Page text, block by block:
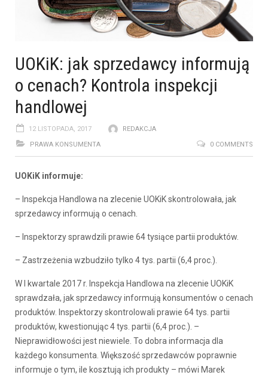
UOKiK: jak sprzedawcy informują
o cenach? Kontrola inspekcji
handlowej
12 LISTOPADA, 2017
REDAKCJA
PRAWA KONSUMENTA
0 COMMENTS
UOKiK informuje:
– Inspekcja Handlowa na zlecenie UOKiK skontrolowała, jak
sprzedawcy informują o cenach.
– Inspektorzy sprawdzili prawie 64 tysiące partii produktów.
– Zastrzeżenia wzbudziło tylko 4 tys. partii (6,4 proc.).
W I kwartale 2017 r. Inspekcja Handlowa na zlecenie UOKiK
sprawdzała, jak sprzedawcy informują konsumentów o cenach
produktów. Inspektorzy skontrolowali prawie 64 tys. partii
produktów, kwestionując 4 tys. partii (6,4 proc.). –
Nieprawidłowości jest niewiele. To dobra informacja dla
każdego konsumenta. Większość sprzedawców poprawnie
informuje o tym, ile kosztują ich produkty – mówi Marek